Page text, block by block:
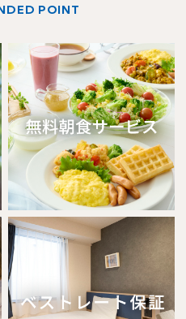
Hotel International official
differ from Japanese website.
Site
POINT